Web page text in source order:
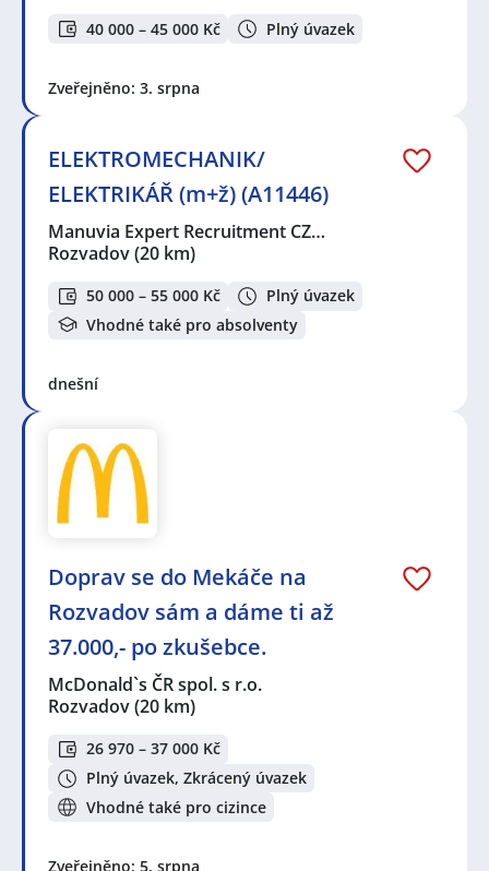
40 000 – 45 000 Kč Plný úvazek
Zveřejněno: 3. srpna
ELEKTROMECHANIK/
ELEKTRIKÁŘ (m+ž) (A11446)
Manuvia Expert Recruitment CZ…
Rozvadov(20 km)
50 000 – 55 000 Kč
Plný úvazek
Vhodné také pro absolventy
dnešní
Doprav se do Mekáče na
Rozvadov sám a dáme ti až
37.000,- po zkušebce.
McDonald`s ČR spol. s r.o.
Rozvadov(20 km)
26 970 – 37 000 Kč
Plný úvazek, Zkrácený úvazek
Vhodné také pro cizince
Zveřejněno: 5. srpna